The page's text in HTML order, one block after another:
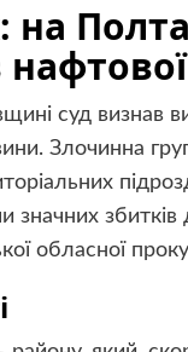
на
суд визнав
Злочинна
значних
обласної